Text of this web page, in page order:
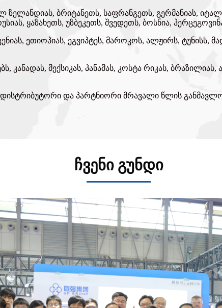
ზელანდიას, ბრიტანეთს, საფრანგეთს, გერმანიას,
ყაზახეთს, უზბეკეთს, შვედეთს, ბოსნია,
ეთიოპიას, ეგვიპტეს, მაროკოს, ალჟირს, ტუნისს,
კანადას, მექსიკას, პანამას, კოსტა რიკას,
დისტრიბუტორი და პარტნიორი მრავალი წლის
ჩვენი გუნდი